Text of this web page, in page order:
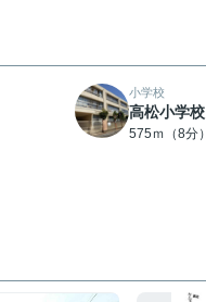
小学校
高松小学校
575ｍ（8分）